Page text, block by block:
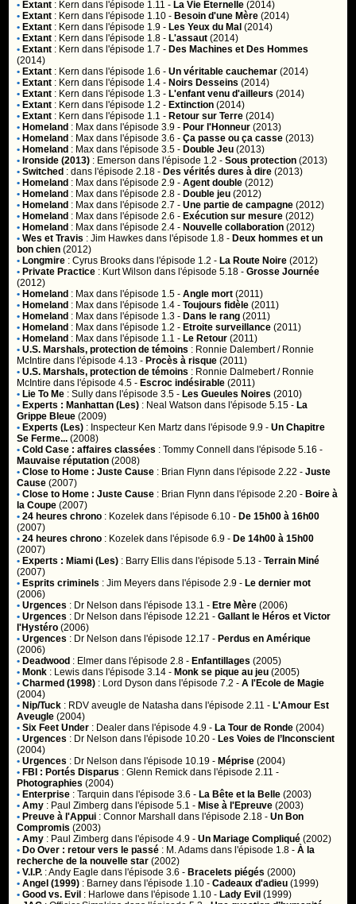
• Extant : Kern dans l'épisode 1.11 - La Vie Eternelle (2014)
• Extant : Kern dans l'épisode 1.10 - Besoin d'une Mère (2014)
• Extant : Kern dans l'épisode 1.9 - Les Yeux du Mal (2014)
• Extant : Kern dans l'épisode 1.8 - L'assaut (2014)
• Extant : Kern dans l'épisode 1.7 - Des Machines et Des Hommes
(2014)
• Extant : Kern dans l'épisode 1.6 -Un véritable cauchemar (2014)
• Extant : Kern dans l'épisode 1.4 - Noirs Desseins (2014)
• Extant : Kern dans l'épisode 1.3 - L'enfant venu d'ailleurs (2014)
• Extant : Kern dans l'épisode 1.2 - Extinction (2014)
• Extant : Kern dans l'épisode 1.1 - Retour sur Terre (2014)
• Homeland : Max dans l'épisode 3.9 - Pour l'Honneur (2013)
• Homeland : Max dans l'épisode 3.6 -Ça passe ou ça casse (2013)
• Homeland : Max dans l'épisode 3.5 - Double Jeu (2013)
• Ironside (2013) : Emerson dans l'épisode 1.2 -Sous protection (2013)
• Switched :dans l'épisode 2.18 - Des vérités dures à dire (2013)
• Homeland : Max dans l'épisode 2.9 -Agent double (2012)
• Homeland : Max dans l'épisode 2.8 - Double jeu (2012)
• Homeland : Max dans l'épisode 2.7 -Une partie de campagne (2012)
• Homeland : Max dans l'épisode 2.6 - Exécution sur mesure (2012)
• Homeland : Max dans l'épisode 2.4 - Nouvelle collaboration (2012)
• Wes et Travis :Jim Hawkes dans l'épisode 1.8 - Deux hommes et un
bon chien (2012)
• Longmire :Cyrus Brooks dans l'épisode 1.2 - La Route Noire (2012)
• Private Practice : Kurt Wilson dans l'épisode 5.18 -Grosse Journée
(2012)
• Homeland : Max dans l'épisode 1.5 -Angle mort (2011)
• Homeland : Max dans l'épisode 1.4 -Toujours fidèle (2011)
• Homeland : Max dans l'épisode 1.3 - Dans le rang (2011)
• Homeland : Max dans l'épisode 1.2 - Etroite surveillance (2011)
• Homeland : Max dans l'épisode 1.1 - Le Retour (2011)
• U.S. Marshals, protection de témoins : Ronnie Dalembert / Ronnie
McIntire dans l'épisode 4.13 - Procès à risque (2011)
• U.S. Marshals, protection de témoins : Ronnie Dalmebert / Ronnie
McIntire dans l'épisode 4.5 - Escroc indésirable (2011)
• Lie To Me :Sully dans l'épisode 3.5 - Les Gueules Noires (2010)
• Experts : Manhattan (Les) : Neal Watson dans l'épisode 5.15 - La
Grippe Bleue (2009)
• Experts (Les) : Inspecteur Ken Martz dans l'épisode 9.9 -Un Chapitre
Se Ferme... (2008)
• Cold Case : affaires classées :Tommy Connell
dans l'épisode 5.16 -
Mauvaise réputation (2008)
• Close to Home : Juste Cause : Brian Flynn dans l'épisode 2.22 -Juste
Cause (2007)
• Close to Home : Juste Cause : Brian Flynn dans l'épisode 2.20 - Boire à
la Coupe (2007)
• 24 heures chrono : Kozelek dans l'épisode 6.10 - De 15h00 à 16h00
(2007)
• 24 heures chrono : Kozelek dans l'épisode 6.9 - De 14h00 à 15h00
(2007)
• Experts : Miami (Les) : Barry Ellis dans l'épisode 5.13 -Terrain Miné
(2007)
• Esprits criminels :Jim Meyers dans l'épisode 2.9 - Le dernier mot
(2006)
• Urgences : Dr Nelson dans l'épisode 13.1 - Etre Mère (2006)
• Urgences : Dr Nelson dans l'épisode 12.21 -Gallant le Héros et Victor
l'Hystéro (2006)
• Urgences : Dr Nelson dans l'épisode 12.17 - Perdus en Amérique
(2006)
• Deadwood : Elmer dans l'épisode 2.8 - Enfantillages (2005)
• Monk : Lewis dans l'épisode 3.14 - Monk se pique au jeu (2005)
• Charmed (1998) : Lord Dyson dans l'épisode 7.2 -A l'Ecole de Magie
(2004)
• Nip/Tuck : RDV aveugle de Natasha dans l'épisode 2.11 - L'Amour Est
Aveugle (2004)
• Six Feet Under : Dealer dans l'épisode 4.9 - La Tour de Ronde (2004)
• Urgences : Dr Nelson dans l'épisode 10.20 - Les Voies de l’Inconscient
(2004)
• Urgences : Dr Nelson dans l'épisode 10.19 - Méprise (2004)
• FBI : Portés Disparus :Glenn Remick dans l'épisode 2.11 -
Photographies (2004)
• Enterprise :Tarquin dans l'épisode 3.6 - La Bête et la Belle (2003)
• Amy : Paul Zimberg dans l'épisode 5.1 - Mise à l'Epreuve (2003)
• Preuve à l'Appui :Connor Marshall dans l'épisode 2.18 -Un Bon
Compromis (2003)
• Amy : Paul Zimberg dans l'épisode 4.9 -Un Mariage Compliqué (2002)
• Do Over : retour vers le passé : M. Adams dans l'épisode 1.8 -À la
recherche de la nouvelle star (2002)
• V.I.P. :Andy Eagle dans l'épisode 3.6 - Bracelets piégés (2000)
• Angel (1999) : Barney dans l'épisode 1.10 -Cadeaux d'adieu (1999)
• Good vs. Evil : Harlowe dans l'épisode 1.10 - Lady Evil (1999)